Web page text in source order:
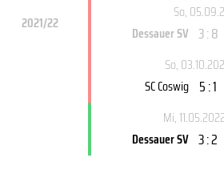
2021/22
So,
Dessauer SV 3 : 8
So,
SC Coswig 5 : 1
Mi, 11.05.2022
Dessauer SV 3 : 2